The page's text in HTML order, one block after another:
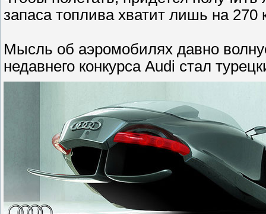
запаса топлива хватит лишь на 270
Мысль об аэромобилях давно
недавнего конкурса Audi стал